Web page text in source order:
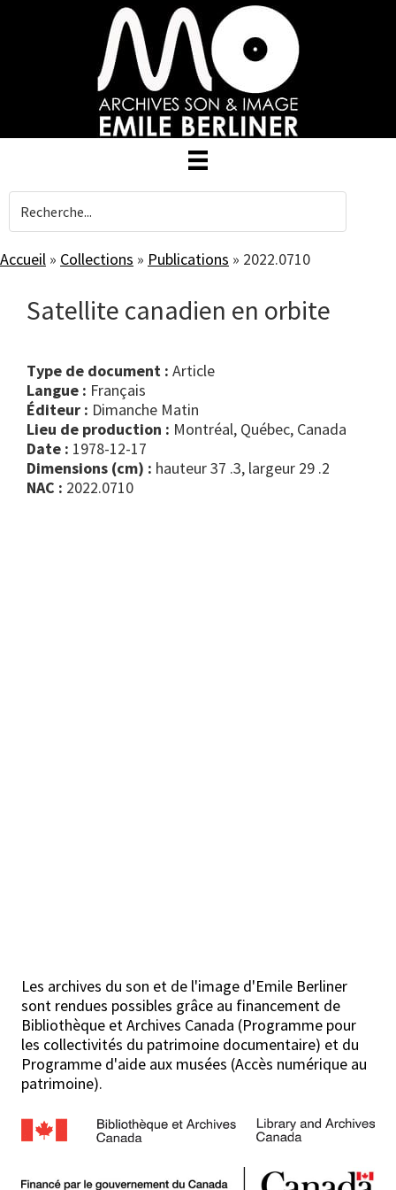
Accueil » Collections » Publications » 2022.0710
Satellite canadien en orbite
Type de document :
article
Langue : Français
Éditeur : Dimanche Matin
Lieu de production : Montréal, Québec, Canada
Date : 1978-12-17
Dimensions (cm) : hauteur 37 .3, largeur 29 .2
NAC : 2022.0710
Les archives du son et de l'image d'Emile Berliner
sont rendues possibles grâce au financement de
Bibliothèque et Archives Canada (Programme pour
les collectivités du patrimoine documentaire) et du
Programme d'aide aux musées (Accès numérique au
patrimoine).